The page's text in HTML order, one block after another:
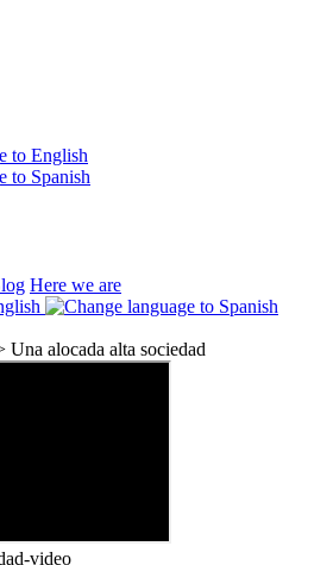
Here we are
Una alocada alta sociedad